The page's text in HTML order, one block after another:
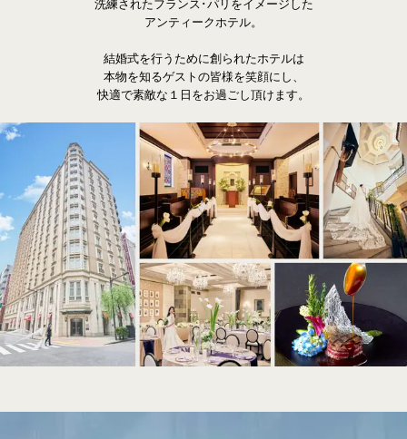
洗練されたフランス･パリをイメージした
アンティークホテル。
結婚式を行うために創られたホテルは
本物を知るゲストの皆様を笑顔にし、
快適で素敵な１日をお過ごし頂けます。